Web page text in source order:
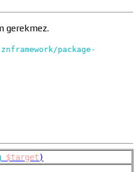
gerekmez.
znframework/package-
$target)